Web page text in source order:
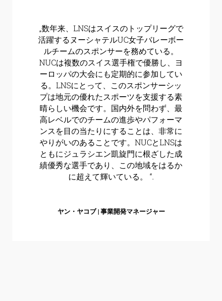
„数年来、LNSはスイスのトップリーグで
活躍するヌーシャテルUC女子バレーボー
ルチームのスポンサーを務めている。
NUCは複数のスイス選手権で優勝し、ヨ
ーロッパの大会にも定期的に参加してい
る。LNSにとって、このスポンサーシッ
プは地元の優れたスポーツを支援する素
晴らしい機会です。国内外を問わず、最
高レベルでのチームの進歩やパフォーマ
ンスを目の当たりにすることは、非常に
やりがいのあることです。NUCとLNSは
ともにジュラシエン凱旋門に根ざした成
績優秀な選手であり、この地域をはるか
に超えて輝いている。 “.
ヤン・ヤコブ | 事業開発マネージャー